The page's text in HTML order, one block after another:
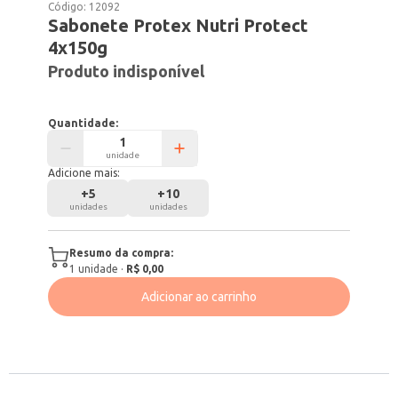
Código: 12092
Sabonete Protex Nutri Protect
4x150g
Produto indisponível
Quantidade:
unidade
Adicione mais:
+5
unidades
+10
unidades
Resumo da compra:
1 unidade · R$ 0,00
Adicionar ao carrinho